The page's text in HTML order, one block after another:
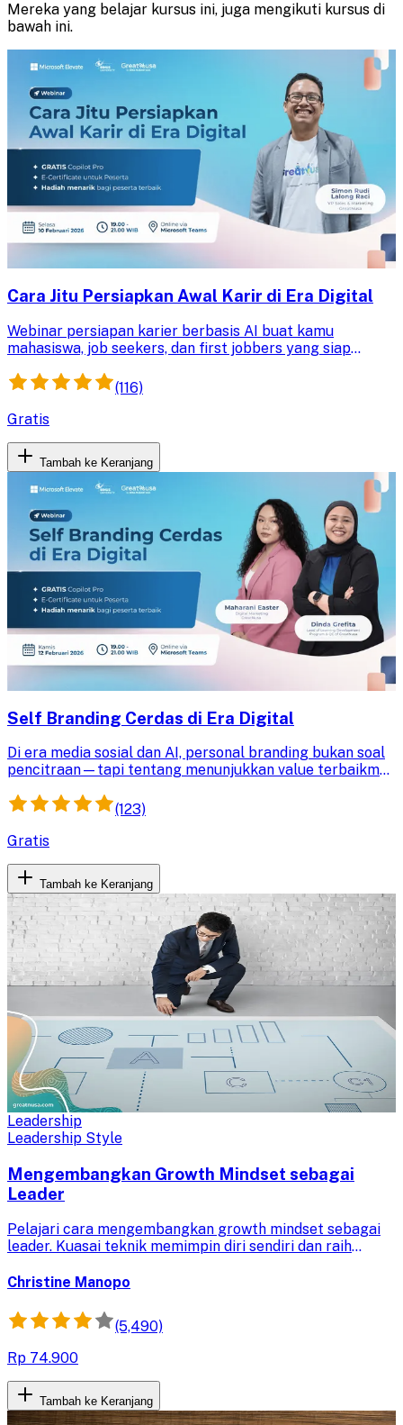
Mereka yang belajar kursus ini, juga mengikuti kursus di
bawah ini.
Cara Jitu Persiapkan Awal Karir di Era Digital
Webinar persiapan karier berbasis AI buat kamu
mahasiswa, job seekers, dan first jobbers yang siap
(116)
Gratis
Tambah ke Keranjang
Self Branding Cerdas di Era Digital
Di era media sosial dan AI, personal branding bukan soal
pencitraan—tapi tentang menunjukkan value terbaikmu
(123)
Gratis
Tambah ke Keranjang
Leadership
Leadership Style
Mengembangkan Growth Mindset sebagai
Leader
Pelajari cara mengembangkan growth mindset sebagai
leader. Kuasai teknik memimpin diri sendiri dan raih
Christine Manopo
(5,490)
Rp 74.900
Tambah ke Keranjang